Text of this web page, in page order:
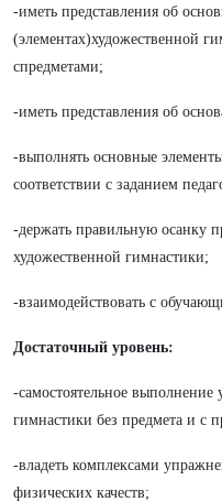
-иметь представления об
(элементах)художественной
cпредметами;
-иметь представления об
-выполнять основные
соответствии с заданием
-держать правильную осанку
художественной гимнастики;
-взаимодействовать с
Достаточный уровень:
-самостоятельное
гимнастики без предмета и с
-владеть комплексами
физических качеств;